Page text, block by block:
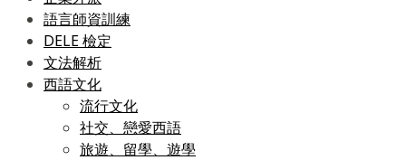
語言師資訓練
DELE 檢定
文法解析
西語文化
流行文化
社交、戀愛西語
旅遊、留學、遊學